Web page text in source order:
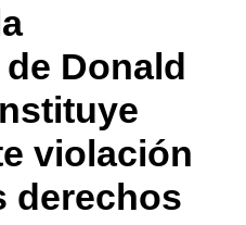
Donald
violación
derechos